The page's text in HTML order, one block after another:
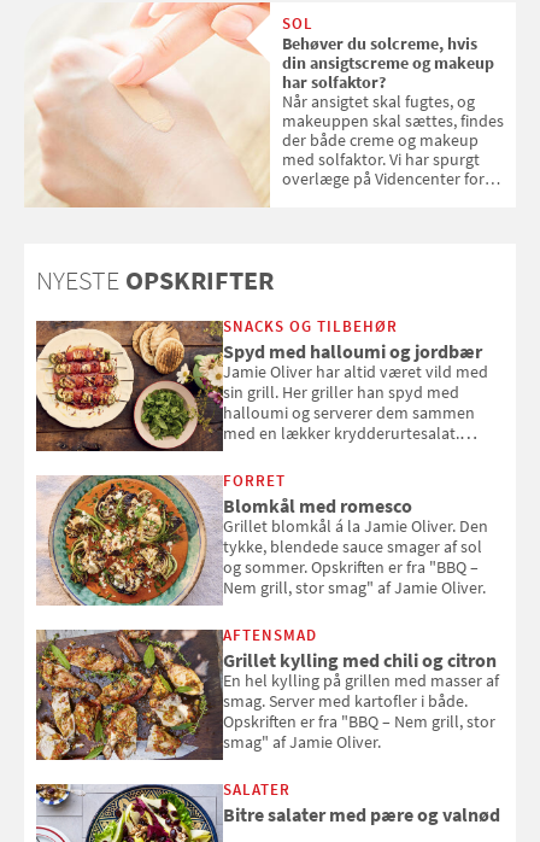
SOL
Behøver du solcreme, hvis
din ansigtscreme og makeup
har solfaktor?
Når ansigtet skal fugtes, og
makeuppen skal sættes, findes
der både creme og makeup
med solfaktor. Vi har spurgt
overlæge på Videncenter for
NYESTE OPSKRIFTER
SNACKS OG TILBEHØR
Spyd med halloumi og jordbær
Jamie Oliver har altid været vild med
sin grill. Her griller han spyd med
halloumi og serverer dem sammen
med en lækker krydderurtesalat.
smag" af Jamie Oliver.
FORRET
Blomkål med romesco
Grillet blomkål á la Jamie Oliver. Den
tykke, blendede sauce smager af sol
og sommer. Opskriften er fra "BBQ –
Nem grill, stor smag" af Jamie Oliver.
AFTENSMAD
Grillet kylling med chili og citron
En hel kylling på grillen med masser af
smag. Server med kartofler i både.
Opskriften er fra "BBQ – Nem grill, stor
smag" af Jamie Oliver.
SALATER
Bitre salater med pære og valnød